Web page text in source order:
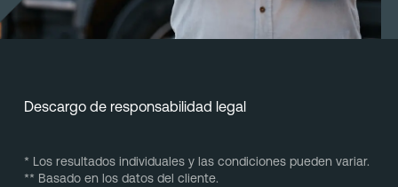
Descargo de responsabilidad legal
* Los resultados individuales y las condiciones pueden variar.
** Basado en los datos del cliente.